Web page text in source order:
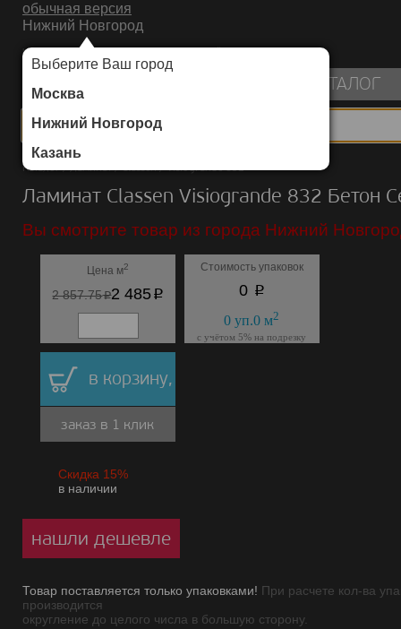
обычная версия
Нижний Новгород
Выберите Ваш город
Москва
Нижний Новгород
Казань
ИНТЕРНЕТ-МАГАЗИН НАПОЛЬНЫХ ПОКРЫТИЙ
КАТАЛОГ
Каталог/Ламинат/Classen/Visiogrande 832
Ламинат Classen Visiogrande 832 Бетон
Вы смотрите товар из города Нижний
Цена м2
2 857.75p2 485p
Стоимость упаковок
0 p
0 уп.0 м2
с учётом 5% на подрезку
в корзину,
заказ в 1 клик
Скидка 15%
в наличии
нашли дешевле
Товар поставляется только упаковками! При расчете кол-ва
производится
округление до целого числа в большую сторону.